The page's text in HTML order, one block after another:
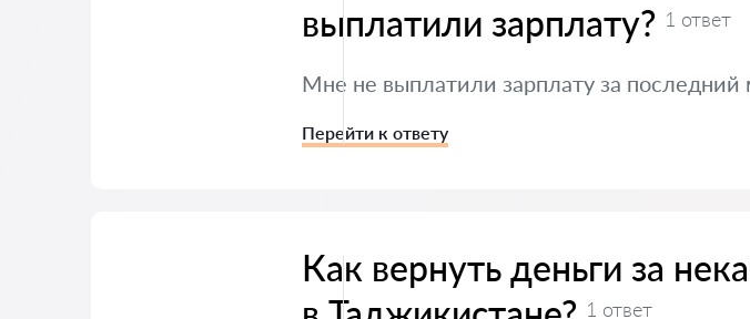
выплатили зарплату? 1 ответ
Мне не выплатили зарплату за последний
Перейти к ответу
Как вернуть деньги за
1 ответ